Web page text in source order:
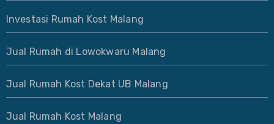
Investasi Rumah Kost Malang
Jual Rumah di Lowokwaru Malang
Jual Rumah Kost Dekat UB Malang
Jual Rumah Kost Malang